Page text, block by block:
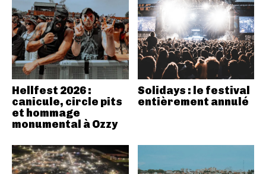
Hellfest 2026 :
canicule, circle pits
et hommage
monumental à Ozzy
Solidays : le festival
entièrement annulé